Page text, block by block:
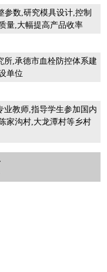
参数,研究模具设计,控制
量,大幅提高产品收率
所,承德市血栓防控体系建
单位
业教师,指导学生参加国内
家沟村,大龙潭村等乡村